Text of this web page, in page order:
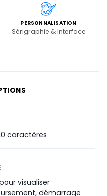
PERSONNALISATION
Sérigraphie & Interface
caractères
visualiser
démarrage